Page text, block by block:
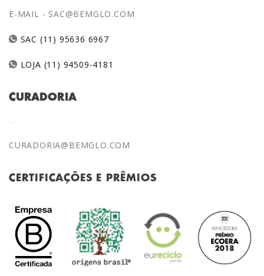
E-MAIL - SAC@BEMGLO.COM
SAC (11) 95636 6967
LOJA (11) 94509-4181
CURADORIA
CURADORIA@BEMGLO.COM
CERTIFICAÇÕES E PRÊMIOS